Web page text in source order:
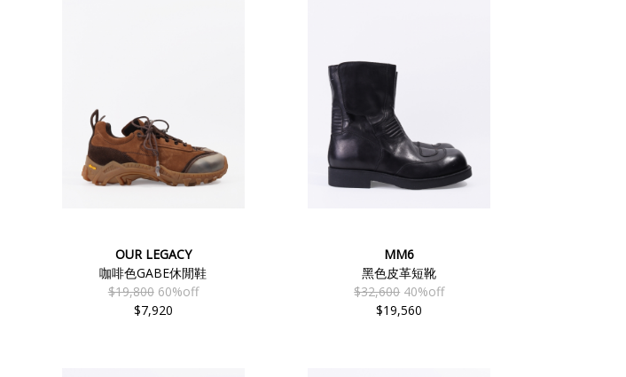
OUR LEGACY
咖啡色GABE休閒鞋
$19,800 60%off
$7,920
MM6
黑色皮革短靴
$32,600 40%off
$19,560